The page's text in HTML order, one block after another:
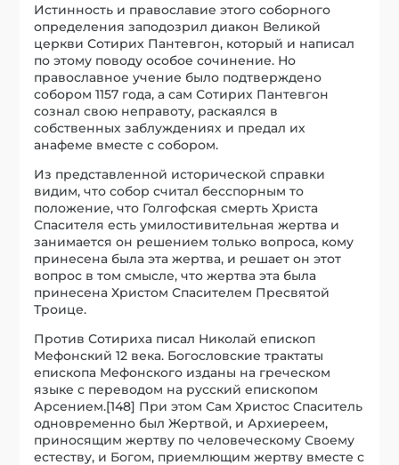
Истинность и православие этого соборного
определения заподозрил диакон Великой
церкви Сотирих Пантевгон, который и написал
по этому поводу особое сочинение. Но
православное учение было подтверждено
собором 1157 года, а сам Сотирих Пантевгон
сознал свою неправоту, раскаялся в
собственных заблуждениях и предал их
анафеме вместе с собором.
Из представленной исторической справки
видим, что собор считал бесспорным то
положение, что Голгофская смерть Христа
Спасителя есть умилостивительная жертва и
занимается он решением только вопроса, кому
принесена была эта жертва, и решает он этот
вопрос в том смысле, что жертва эта была
принесена Христом Спасителем Пресвятой
Троице.
Против Сотириха писал Николай епископ
Мефонский 12 века. Богословские трактаты
епископа Мефонского изданы на греческом
языке с переводом на русский епископом
Арсением.[148] При этом Сам Христос Спаситель
одновременно был Жертвой, и Архиереем,
приносящим жертву по человеческому Своему
естеству, и Богом, приемлющим жертву вместе с